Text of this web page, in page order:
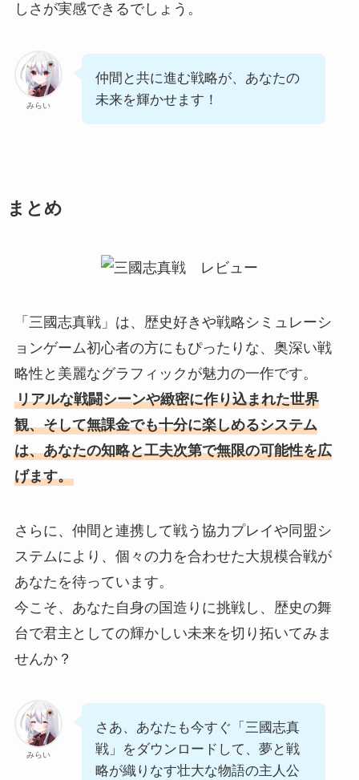
しさが実感できるでしょう。
みらい
仲間と共に進む戦略が、あなたの
未来を輝かせます！
まとめ
「三國志真戦」は、歴史好きや戦略シミュレーシ
ョンゲーム初心者の方にもぴったりな、奥深い戦
略性と美麗なグラフィックが魅力の一作です。
リアルな戦闘シーンや緻密に作り込まれた世界
観、そして無課金でも十分に楽しめるシステム
は、あなたの知略と工夫次第で無限の可能性を広
げます。
さらに、仲間と連携して戦う協力プレイや同盟シ
ステムにより、個々の力を合わせた大規模合戦が
あなたを待っています。
今こそ、あなた自身の国造りに挑戦し、歴史の舞
台で君主としての輝かしい未来を切り拓いてみま
せんか？
みらい
さあ、あなたも今すぐ「三國志真
戦」をダウンロードして、夢と戦
略が織りなす壮大な物語の主人公